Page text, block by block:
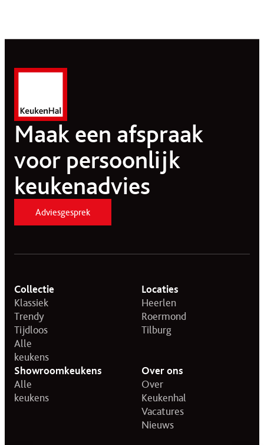
Maak een afspraak
voor persoonlijk
keukenadvies
Adviesgesprek
Collectie
Klassiek
Trendy
Tijdloos
Alle
keukens
Locaties
Heerlen
Roermond
Tilburg
Showroomkeukens
Alle
keukens
Over ons
Over
Keukenhal
Vacatures
Nieuws